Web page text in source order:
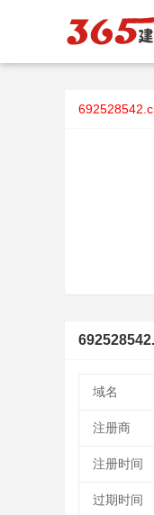
域名
注册商
注册时间
过期时间